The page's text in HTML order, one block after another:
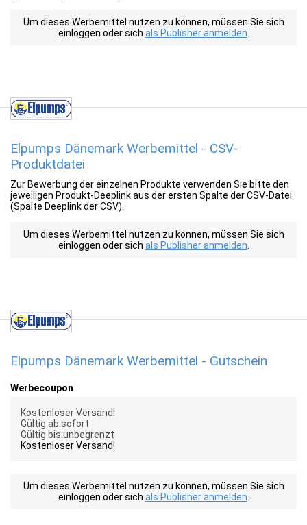
Um dieses Werbemittel nutzen zu können, müssen Sie sich
einloggen oder sich als Publisher anmelden
Elpumps Dänemark Werbemittel - CSV-
Produktdatei
Zur Bewerbung der einzelnen Produkte verwenden Sie bitte den
jeweiligen Produkt-Deeplink aus der ersten Spalte der CSV-Datei
(Spalte Deeplink der CSV).
Um dieses Werbemittel nutzen zu können, müssen Sie sich
einloggen oder sich als Publisher anmelden
Elpumps Dänemark Werbemittel - Gutschein
Werbecoupon
Kostenloser Versand!
Gültig ab:sofort
Gültig bis:unbegrenzt
Kostenloser Versand!
Um dieses Werbemittel nutzen zu können, müssen Sie sich
einloggen oder sich als Publisher anmelden